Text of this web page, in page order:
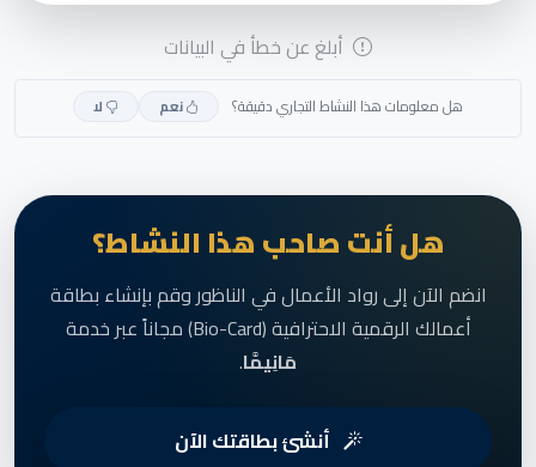
أبلغ عن خطأ في البيانات
هل معلومات هذا النشاط التجاري دقيقة؟ نعم لا
هل أنت صاحب هذا النشاط؟
انضم الآن إلى رواد الأعمال في الناظور وقم بإنشاء بطاقة
أعمالك الرقمية الاحترافية (Bio-Card) مجاناً عبر خدمة
مَانِيمَّا.
أنشئ بطاقتك الآن